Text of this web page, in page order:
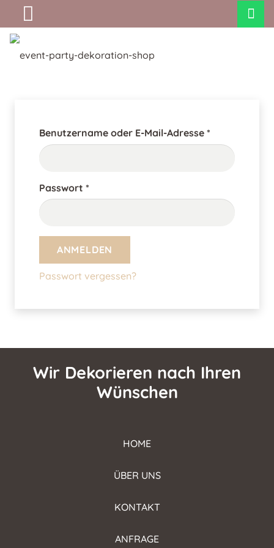
Benutzername oder E-Mail-Adresse *
Passwort *
ANMELDEN
Passwort vergessen?
Wir Dekorieren nach Ihren
Wünschen
HOME
ÜBER UNS
KONTAKT
ANFRAGE